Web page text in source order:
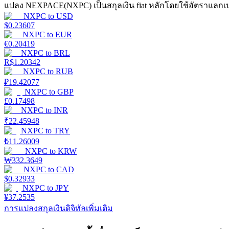
เรียนรู้วิธีการรักษาผลกำไร
ได้รับ
พาวเวอร์พิกกี้
แปลง NEXPACE(NXPC) เป็นสกุลเงิน fiat หลักโดยใช้อัตราแลก
NXPC to USD
$0.23607
NXPC to EUR
€0.20419
NXPC to BRL
R$1.20342
NXPC to RUB
₽19.42077
NXPC to GBP
£0.17498
NXPC to INR
₹22.45948
NXPC to TRY
₺11.26009
NXPC to KRW
₩332.3649
NXPC to CAD
$0.32933
NXPC to JPY
¥37.2535
การแปลงสกุลเงินดิจิทัลเพิ่มเติม